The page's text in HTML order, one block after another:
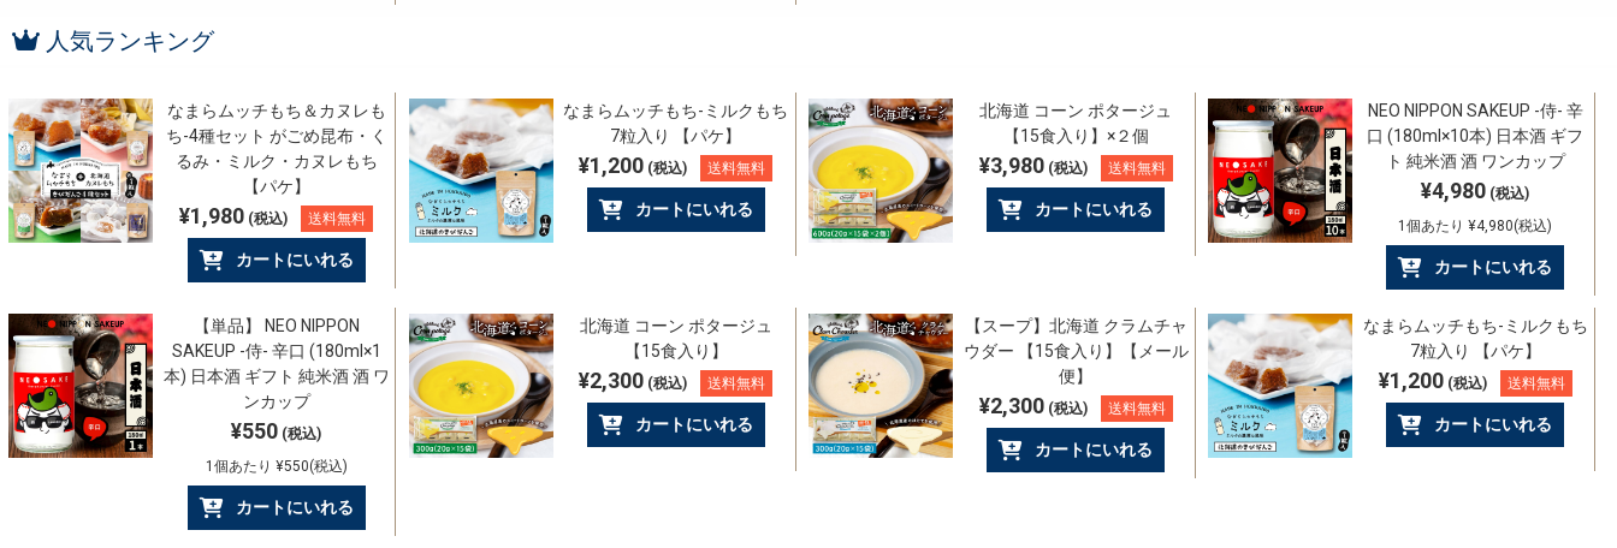
人気ランキング
なまらムッチもち＆カヌレも
ち-4種セット がごめ昆布・く
るみ・ミルク・カヌレもち
【パケ】
¥1,980 (税込) 送料無料
カートにいれる
なまらムッチもち-ミルクもち
7粒入り 【パケ】
¥1,200 (税込) 送料無料
カートにいれる
北海道 コーン ポタージュ
【15食入り】×２個
¥3,980(税込) 送料無料
カートにいれる
NEO NIPPON SAKEUP -侍- 辛
口 (180ml×10本) 日本酒 ギフ
ト 純米酒 酒 ワンカップ
¥4,980 (税込)
1個あたり ¥4,980(税込)
カートにいれる
【単品】 NEO NIPPON
SAKEUP -侍- 辛口 (180ml×1
本) 日本酒 ギフト 純米酒 酒 ワ
ンカップ
¥550 (税込)
1個あたり ¥550(税込)
カートにいれる
北海道 コーン ポタージュ
【15食入り】
¥2,300 (税込) 送料無料
カートにいれる
【スープ】北海道 クラムチャ
ウダー 【15食入り】【メール
便】
¥2,300(税込) 送料無料
カートにいれる
なまらムッチもち-ミルクもち
7粒入り 【パケ】
¥1,200(税込) 送料無料
カートにいれる